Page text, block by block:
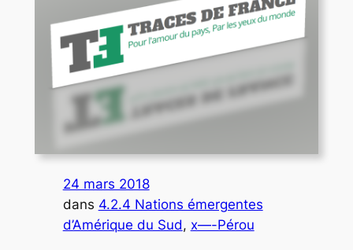
24 mars 2018
dans 4.2.4 Nations émergentes
d’Amérique du Sud, x—-Pérou